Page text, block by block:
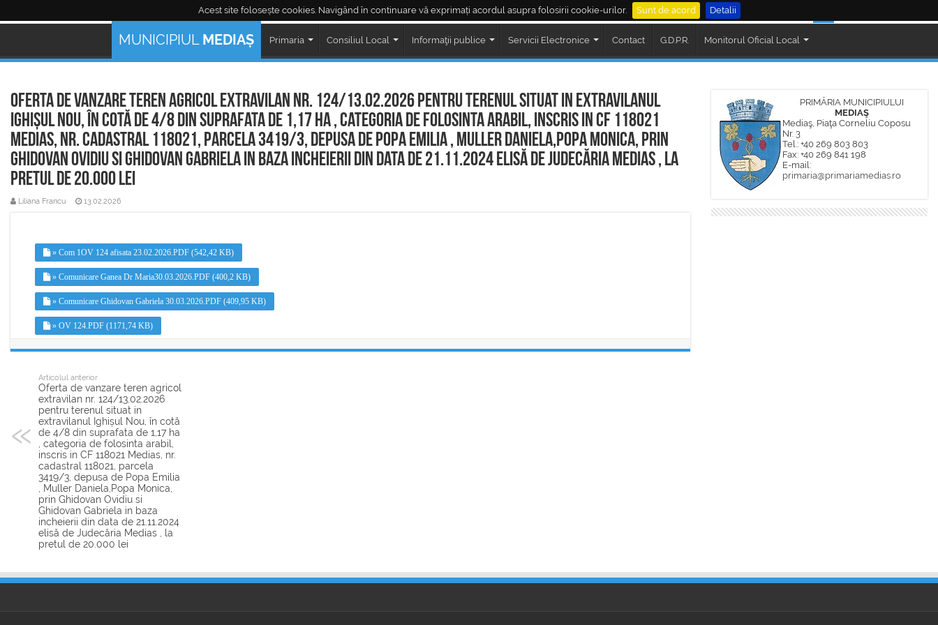
Acest site folosește cookies. Navigând în continuare vă exprimați acordul asupra folosirii cookie-urilor. Sunt de acord Detalii
Mediaş Live: Piața Regele Ferdinand Piața Corneliu Coposu LIVE ședințe Consiliul Local Mediaș Cautare
MUNICIPIUL MEDIAȘ Primaria Consiliul Local Informaţii publice Servicii Electronice Contact G.D.P.R. Monitorul Oficial Local
Oferta de vanzare teren agricol extravilan nr. 124/13.02.2026 pentru terenul situat in extravilanul
Ighișul Nou, în cotă de 4/8 din suprafata de 1,17 ha , categoria de folosinta arabil, inscris in CF 118021
Medias, nr. cadastral 118021, parcela 3419/3, depusa de Popa Emilia , Muller Daniela,Popa Monica, prin
Ghidovan Ovidiu si Ghidovan Gabriela in baza incheierii din data de 21.11.2024 elisă de Judecăria Medias , la
pretul de 20.000 lei
Liliana Francu 13.02.2026
» Com 1OV 124 afisata 23.02.2026.PDF (542,42 KB)
» Comunicare Ganea Dr Maria30.03.2026.PDF (400,2 KB)
» Comunicare Ghidovan Gabriela 30.03.2026.PDF (409,95 KB)
» OV 124.PDF (1171,74 KB)
Articolul anterior
Oferta de vanzare teren agricol
extravilan nr. 124/13.02.2026
pentru terenul situat in
extravilanul Ighișul Nou, în cotă
de 4/8 din suprafata de 1,17 ha
, categoria de folosinta arabil,
inscris in CF 118021 Medias, nr.
cadastral 118021, parcela
3419/3, depusa de Popa Emilia
, Muller Daniela,Popa Monica,
prin Ghidovan Ovidiu si
Ghidovan Gabriela in baza
incheierii din data de 21.11.2024
elisă de Judecăria Medias , la
pretul de 20.000 lei
PRIMĂRIA MUNICIPIULUI
MEDIAŞ
Mediaş, Piaţa Corneliu Coposu
Nr. 3
Tel.: +40 269 803 803
Fax: +40 269 841 198
E-mail:
primaria@primariamedias.ro